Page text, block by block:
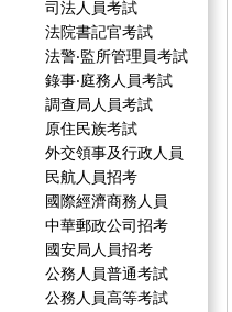
司法人員考試
法院書記官考試
法警‧監所管理員考試
錄事‧庭務人員考試
調查局人員考試
原住民族考試
外交領事及行政人員
民航人員招考
國際經濟商務人員
中華郵政公司招考
國安局人員招考
公務人員普通考試
公務人員高等考試